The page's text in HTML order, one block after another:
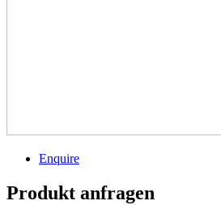
Enquire
Produkt anfragen